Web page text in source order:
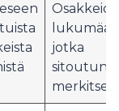
jotka